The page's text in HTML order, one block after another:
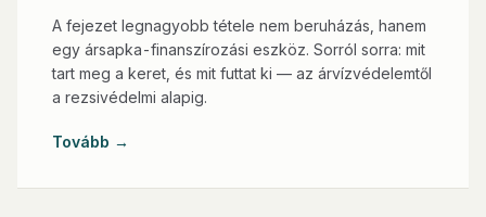
A fejezet legnagyobb tétele nem beruházás, hanem
egy ársapka-finanszírozási eszköz. Sorról sorra: mit
tart meg a keret, és mit futtat ki — az árvízvédelemtől
a rezsivédelmi alapig.
Tovább →